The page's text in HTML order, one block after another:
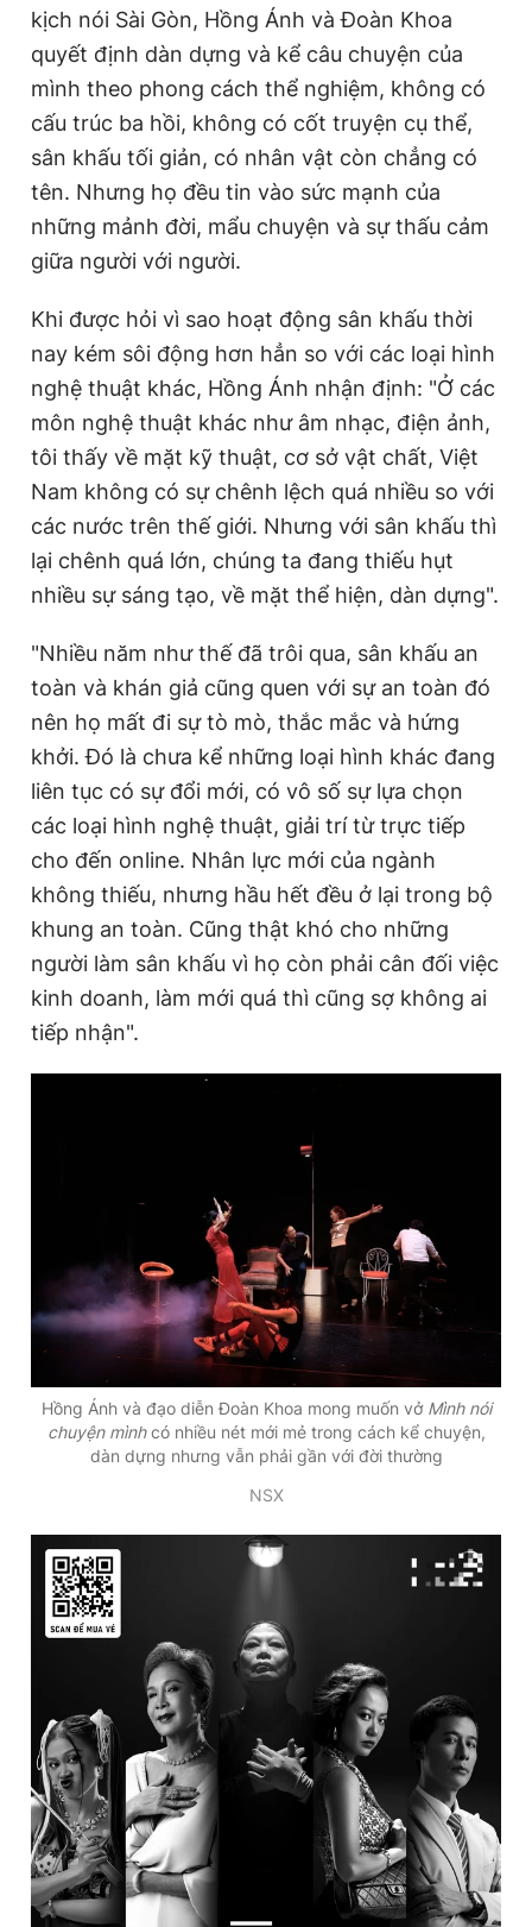
kịch nói Sài Gòn, Hồng Ánh và Đoàn Khoa
quyết định dàn dựng và kể câu chuyện của
mình theo phong cách thể nghiệm, không có
cấu trúc ba hồi, không có cốt truyện cụ thể,
sân khấu tối giản, có nhân vật còn chẳng có
tên. Nhưng họ đều tin vào sức mạnh của
những mảnh đời, mẩu chuyện và sự thấu cảm
giữa người với người.
Khi được hỏi vì sao hoạt động sân khấu thời
nay kém sôi động hơn hẳn so với các loại hình
nghệ thuật khác, Hồng Ánh nhận định: "Ở các
môn nghệ thuật khác như âm nhạc, điện ảnh,
tôi thấy về mặt kỹ thuật, cơ sở vật chất, Việt
Nam không có sự chênh lệch quá nhiều so với
các nước trên thế giới. Nhưng với sân khấu thì
lại chênh quá lớn, chúng ta đang thiếu hụt
nhiều sự sáng tạo, về mặt thể hiện, dàn dựng".
"Nhiều năm như thế đã trôi qua, sân khấu an
toàn và khán giả cũng quen với sự an toàn đó
nên họ mất đi sự tò mò, thắc mắc và hứng
khởi. Đó là chưa kể những loại hình khác đang
liên tục có sự đổi mới, có vô số sự lựa chọn
các loại hình nghệ thuật, giải trí từ trực tiếp
cho đến online. Nhân lực mới của ngành
không thiếu, nhưng hầu hết đều ở lại trong bộ
khung an toàn. Cũng thật khó cho những
người làm sân khấu vì họ còn phải cân đối việc
kinh doanh, làm mới quá thì cũng sợ không ai
tiếp nhận".
Hồng Ánh và đạo diễn Đoàn Khoa mong muốn vởMình nói
chuyện mìnhcó nhiều nét mới mẻ trong cách kể chuyện,
dàn dựng nhưng vẫn phải gần với đời thường
NSX